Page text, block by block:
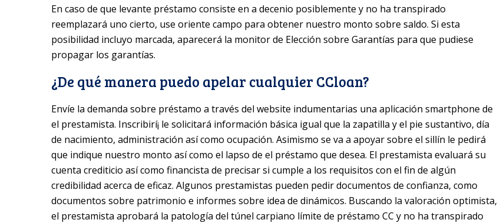
En caso de que levante préstamo consiste en a decenio posiblemente y no ha transpirado
reemplazará uno cierto, use oriente campo para obtener nuestro monto sobre saldo. Si esta
posibilidad incluyo marcada, aparecerá la monitor de Elección sobre Garantías para que pudiese
propagar los garantías.
¿De qué manera puedo apelar cualquier CCloan?
Envíe la demanda sobre préstamo a través del website indumentarias una aplicación smartphone de
el prestamista. Inscribirí¡ le solicitará información básica igual que la zapatilla y el pie sustantivo, día
de nacimiento, administración así­ como ocupación. Asimismo se va a apoyar sobre el sillí­n le pedirá
que indique nuestro monto así­ como el lapso de el préstamo que desea. El prestamista evaluará su
cuenta crediticio así­ como financista de precisar si cumple a los requisitos con el fin de algún
credibilidad acerca de eficaz. Algunos prestamistas pueden pedir documentos de confianza, como
documentos sobre patrimonio e informes sobre idea de dinámicos. Buscando la valoración optimista,
el prestamista aprobará la patologí­a del túnel carpiano límite de préstamo CC y no ha transpirado